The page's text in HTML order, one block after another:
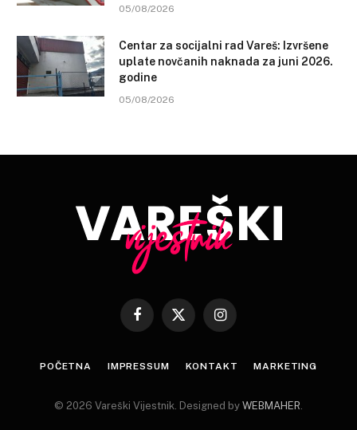
05/08/2026
Centar za socijalni rad Vareš: Izvršene
uplate novčanih naknada za juni 2026.
godine
05/08/2026
Facebook
X
Instagram
POČETNA IMPRESSUM KONTAKT MARKETING
© 2026 Vareški Vijestnik. Designed by WEBMAHER